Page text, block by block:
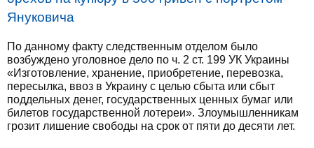
Януковича
По данному факту следственным отделом было
возбуждено уголовное дело по ч. 2 ст. 199 УК Украины
«Изготовление, хранение, приобретение, перевозка,
пересылка, ввоз в Украину с целью сбыта или сбыт
поддельных денег, государственных ценных бумаг или
билетов государственной лотереи». Злоумышленникам
грозит лишение свободы на срок от пяти до десяти лет.